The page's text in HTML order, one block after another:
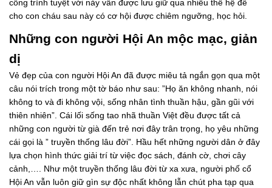
công trình tuyệt vời này vẫn được lưu giữ qua nhiều thế hệ để
cho con cháu sau này có cơ hội được chiêm ngưỡng, học hỏi.
Những con người Hội An mộc mạc, giản
dị
Vẻ đẹp của con người Hội An đã được miêu tả ngắn gọn qua một
câu nói trích trong một tờ báo như sau: ”Họ ăn không nhanh, nói
không to và đi không vội, sống nhân tình thuần hậu, gần gũi với
thiên nhiên”. Cái lối sống tao nhã thuần Việt đều được tất cả
những con người từ già đến trẻ nơi đây trân trọng, họ yêu những
cái gọi là ” truyền thống lâu đời”. Hầu hết những người dân ở đây
lựa chọn hình thức giải trí từ việc đọc sách, đánh cờ, chơi cây
cảnh,…. Như một truyền thống lâu đời từ xa xưa, người phố cổ
Hội An vẫn luôn giữ gìn sự độc nhất không lẫn chút pha tạp qua